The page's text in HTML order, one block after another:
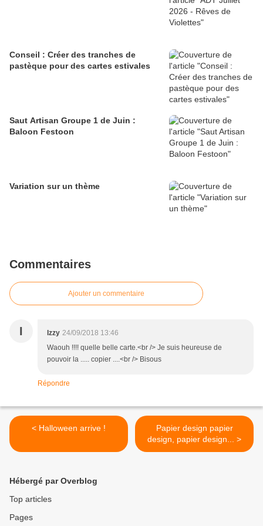
Conseil : Créer des tranches de
pastèque pour des cartes estivales
Saut Artisan Groupe 1 de Juin :
Baloon Festoon
Variation sur un thème
Commentaires
Ajouter un commentaire
I Izzy 24/09/2018 13:46
Waouh !!!! quelle belle carte.<br /> Je suis heureuse de
pouvoir la ..... copier ....<br /> Bisous
Répondre
< Halloween arrive !
Papier design papier
design, papier design... >
Hébergé par Overblog
Top articles
Pages